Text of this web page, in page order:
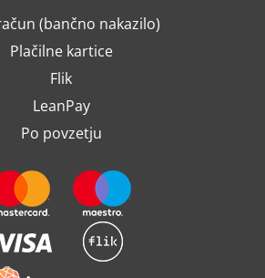
(bančno nakazilo)
Plačilne kartice
Flik
LeanPay
Po povzetju